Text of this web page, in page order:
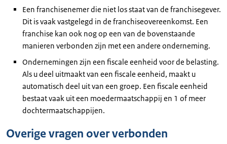
Een franchisenemer die niet los staat van de franchisegever.
Dit is vaak vastgelegd in de franchiseovereenkomst. Een
franchise kan ook nog op een van de bovenstaande
manieren verbonden zijn met een andere onderneming.
Ondernemingen zijn een fiscale eenheid voor de belasting.
Als u deel uitmaakt van een fiscale eenheid, maakt u
automatisch deel uit van een groep. Een fiscale eenheid
bestaat vaak uit een moedermaatschappij en 1 of meer
dochtermaatschappijen.
Overige vragen over verbonden